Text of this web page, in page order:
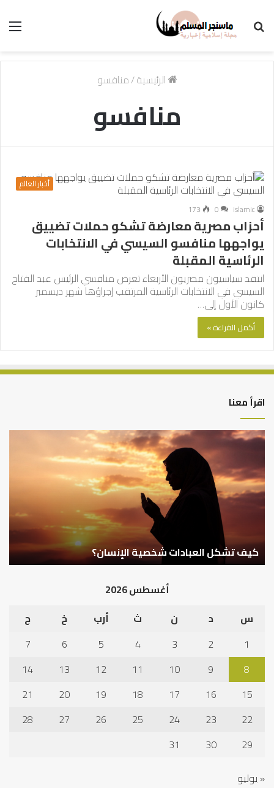
الرئيسية/منافسو
منافسو
أخبار العالم
islamic
0
173
أحزاب مصرية معارضة تشكو حملات تضييق
يواجهها منافسو السيسي في الانتخابات
الرئاسية المقبلة
انتقد سياسيون مصريون الأربعاء تعرض منافسي الرئيس عبد الفتاح
السيسي في الانتخابات الرئاسية المرتقب إجراؤها شهر ديسمبر
كانون الأول إلى…
أكمل القراءة »
اقرأ معنا
كيف
العبادات
شخصية
الإنسان؟
كيف تشكل العبادات شخصية الإنسان؟
أغسطس 2026
س
د ن ث أرب خ
ج
1
2
3
4
5
6
7
8
9
10
11
12
13
14
15
16
17
18
19
20
21
22
23
24
25
26
27
28
29
30
31
« يوليو